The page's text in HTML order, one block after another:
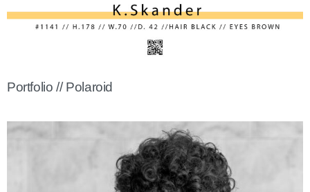
Portfolio // Polaroid